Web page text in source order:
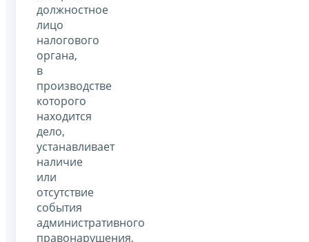
должностное
лицо
налогового
органа,
в
производстве
которого
находится
дело,
устанавливает
наличие
или
отсутствие
события
административного
правонарушения,